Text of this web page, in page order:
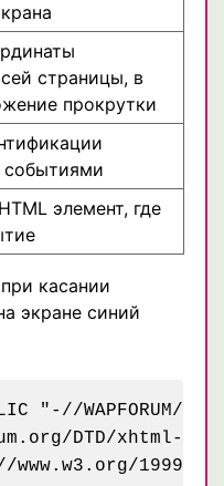
страницы, в
прокрутки
элемент, где
касании
экране синий
"-//WAPFORUM//
DTD/xhtml-
1999/